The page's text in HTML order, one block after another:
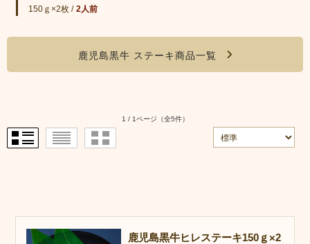
150ｇ×2枚 / 2人前
鹿児島黒牛 ステーキ商品一覧
1 / 1ページ （全5件）
鹿児島黒牛ヒレステーキ150ｇ×2